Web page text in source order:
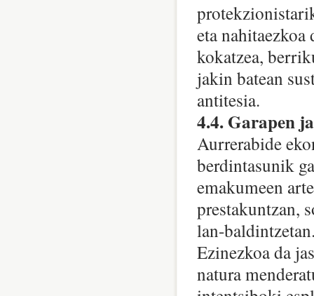
eta
kokatzea,
jakin batean
antitesia.
4.4. Garapen
Aurrerabide
berdintasunik
emakumeen
prestakuntzan,
lan-
Ezinezkoa da
natura